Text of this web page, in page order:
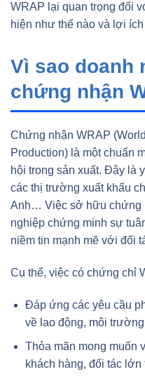
WRAP lại quan trọng đối
hiện như thế nào và lợi ích
Vì sao doanh
chứng nhận
Chứng nhận WRAP
Production) là một chuẩn
hội trong sản xuất. Đây là
các thị trường xuất khẩu
Anh… Việc sở hữu chứng
nghiệp chứng minh sự
niềm tin mạnh mẽ với đối
Cụ thể, việc có chứng chỉ
Đáp ứng các yêu cầu
về lao động, môi
Thỏa mãn mong muốn
khách hàng, đối tác lớn